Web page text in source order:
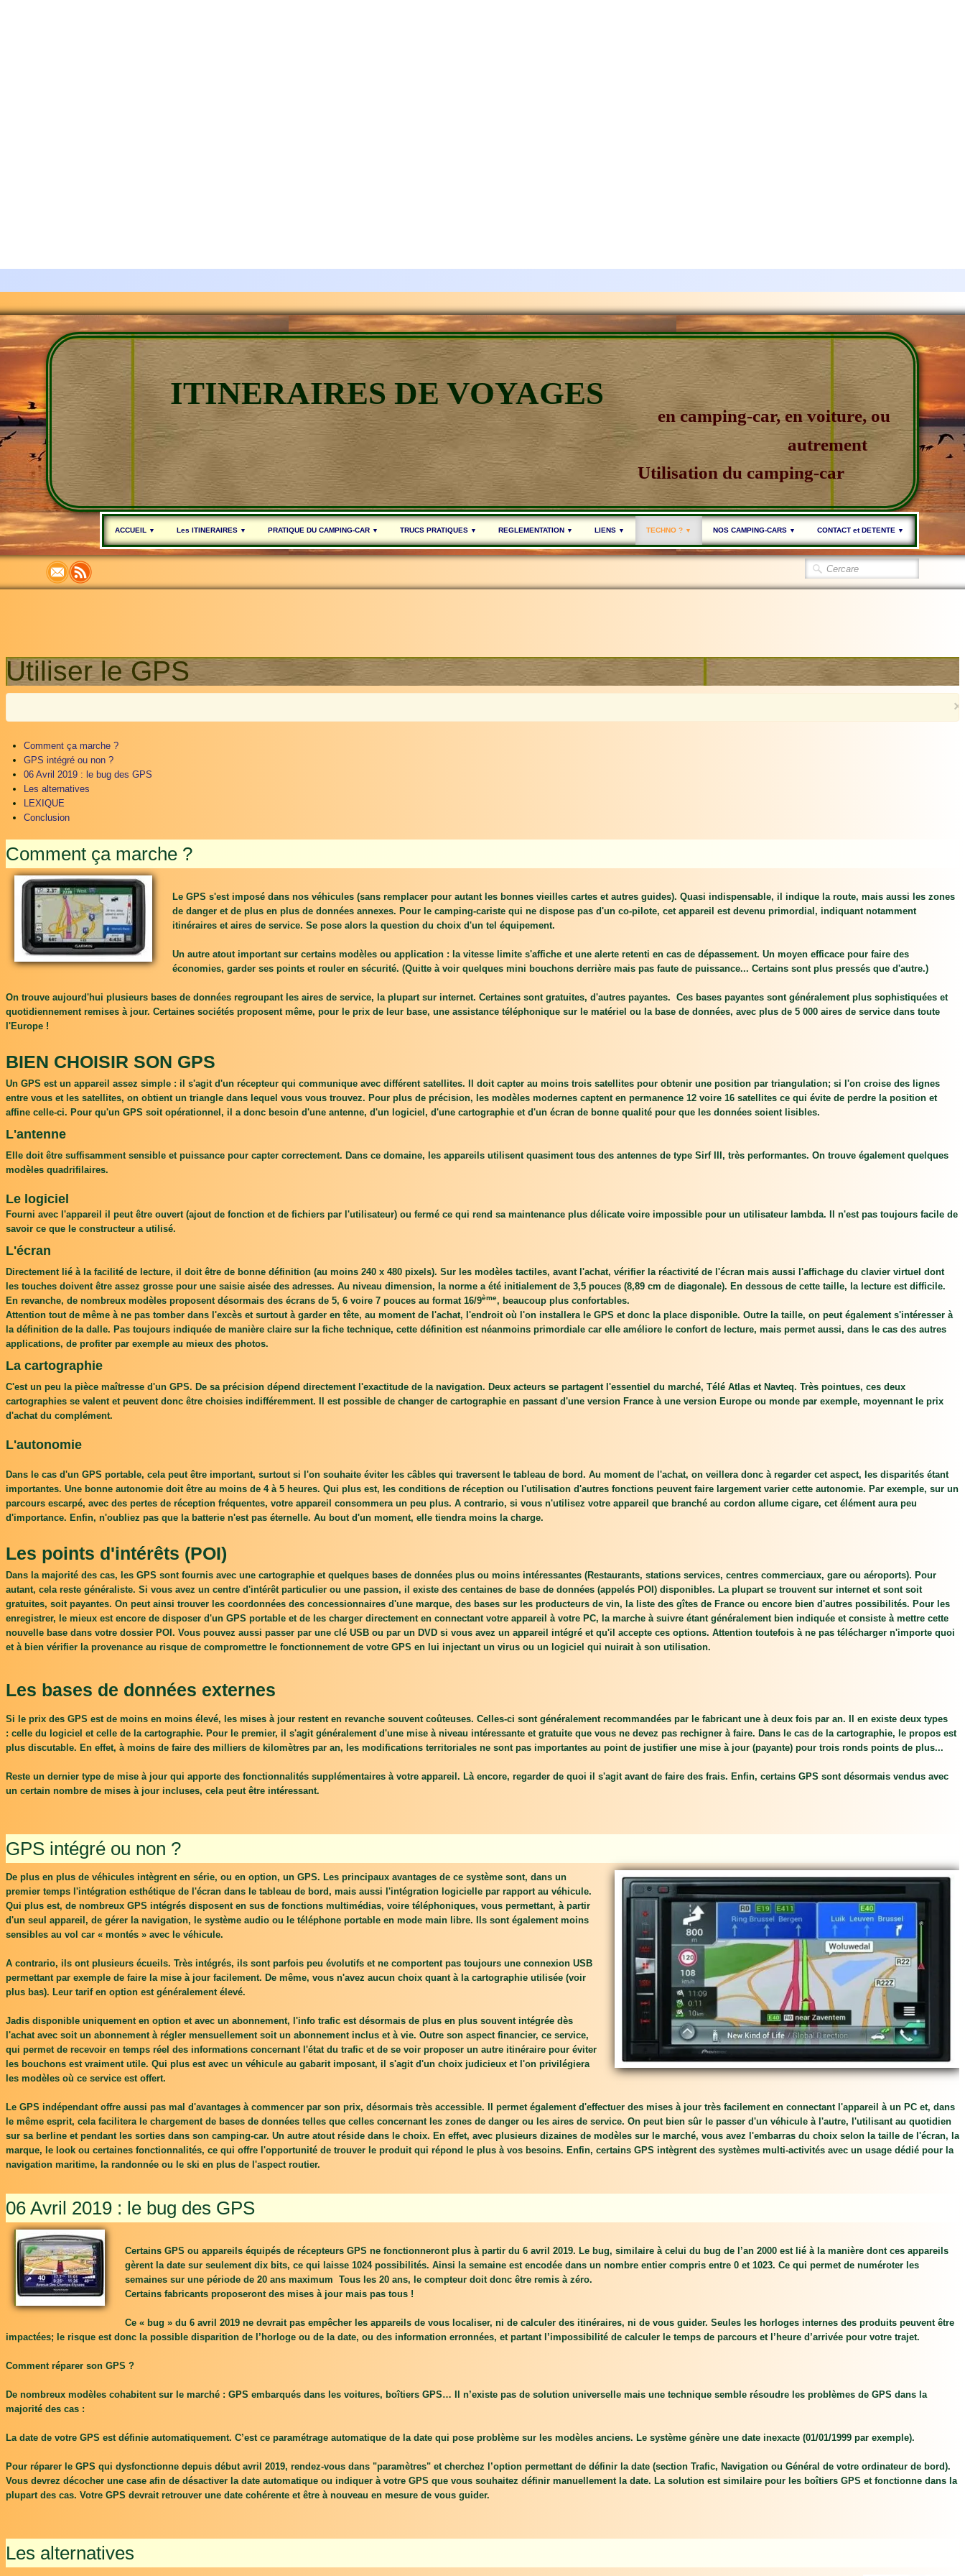
ITINERAIRES DE VOYAGES
en camping-car, en voiture, ou
autrement
Utilisation du camping-car
ACCUEIL ▼ Les ITINERAIRES ▼ PRATIQUE DU CAMPING-CAR ▼ TRUCS PRATIQUES ▼ REGLEMENTATION ▼ LIENS ▼ TECHNO ? ▼ NOS CAMPING-CARS ▼ CONTACT et DETENTE ▼
Utiliser le GPS
×
Comment ça marche ?
GPS intégré ou non ?
06 Avril 2019 : le bug des GPS
Les alternatives
LEXIQUE
Conclusion
Comment ça marche ?
Le GPS s'est imposé dans nos véhicules (sans remplacer pour autant les bonnes vieilles cartes et autres guides). Quasi indispensable, il indique la route, mais aussi les zones
de danger et de plus en plus de données annexes. Pour le camping-cariste qui ne dispose pas d'un co-pilote, cet appareil est devenu primordial, indiquant notamment
itinéraires et aires de service. Se pose alors la question du choix d'un tel équipement.
Un autre atout important sur certains modèles ou application : la vitesse limite s'affiche et une alerte retenti en cas de dépassement. Un moyen efficace pour faire des
économies, garder ses points et rouler en sécurité. (Quitte à voir quelques mini bouchons derrière mais pas faute de puissance... Certains sont plus pressés que d'autre.)
On trouve aujourd'hui plusieurs bases de données regroupant les aires de service, la plupart sur internet. Certaines sont gratuites, d'autres payantes. Ces bases payantes sont généralement plus sophistiquées et
quotidiennement remises à jour. Certaines sociétés proposent même, pour le prix de leur base, une assistance téléphonique sur le matériel ou la base de données, avec plus de 5 000 aires de service dans toute
l'Europe !
BIEN CHOISIR SON GPS
Un GPS est un appareil assez simple : il s'agit d'un récepteur qui communique avec différent satellites. Il doit capter au moins trois satellites pour obtenir une position par triangulation; si l'on croise des lignes
entre vous et les satellites, on obtient un triangle dans lequel vous vous trouvez. Pour plus de précision, les modèles modernes captent en permanence 12 voire 16 satellites ce qui évite de perdre la position et
affine celle-ci. Pour qu'un GPS soit opérationnel, il a donc besoin d'une antenne, d'un logiciel, d'une cartographie et d'un écran de bonne qualité pour que les données soient lisibles.
L'antenne
Elle doit être suffisamment sensible et puissance pour capter correctement. Dans ce domaine, les appareils utilisent quasiment tous des antennes de type Sirf III, très performantes. On trouve également quelques
modèles quadrifilaires.
Le logiciel
Fourni avec l'appareil il peut être ouvert (ajout de fonction et de fichiers par l'utilisateur) ou fermé ce qui rend sa maintenance plus délicate voire impossible pour un utilisateur lambda. Il n'est pas toujours facile de
savoir ce que le constructeur a utilisé.
L'écran
Directement lié à la facilité de lecture, il doit être de bonne définition (au moins 240 x 480 pixels). Sur les modèles tactiles, avant l'achat, vérifier la réactivité de l'écran mais aussi l'affichage du clavier virtuel dont
les touches doivent être assez grosse pour une saisie aisée des adresses. Au niveau dimension, la norme a été initialement de 3,5 pouces (8,89 cm de diagonale). En dessous de cette taille, la lecture est difficile.
En revanche, de nombreux modèles proposent désormais des écrans de 5, 6 voire 7 pouces au format 16/9ème, beaucoup plus confortables.
Attention tout de même à ne pas tomber dans l'excès et surtout à garder en tête, au moment de l'achat, l'endroit où l'on installera le GPS et donc la place disponible. Outre la taille, on peut également s'intéresser à
la définition de la dalle. Pas toujours indiquée de manière claire sur la fiche technique, cette définition est néanmoins primordiale car elle améliore le confort de lecture, mais permet aussi, dans le cas des autres
applications, de profiter par exemple au mieux des photos.
La cartographie
C'est un peu la pièce maîtresse d'un GPS. De sa précision dépend directement l'exactitude de la navigation. Deux acteurs se partagent l'essentiel du marché, Télé Atlas et Navteq. Très pointues, ces deux
cartographies se valent et peuvent donc être choisies indifféremment. Il est possible de changer de cartographie en passant d'une version France à une version Europe ou monde par exemple, moyennant le prix
d'achat du complément.
L'autonomie
Dans le cas d'un GPS portable, cela peut être important, surtout si l'on souhaite éviter les câbles qui traversent le tableau de bord. Au moment de l'achat, on veillera donc à regarder cet aspect, les disparités étant
importantes. Une bonne autonomie doit être au moins de 4 à 5 heures. Qui plus est, les conditions de réception ou l'utilisation d'autres fonctions peuvent faire largement varier cette autonomie. Par exemple, sur un
parcours escarpé, avec des pertes de réception fréquentes, votre appareil consommera un peu plus. A contrario, si vous n'utilisez votre appareil que branché au cordon allume cigare, cet élément aura peu
d'importance. Enfin, n'oubliez pas que la batterie n'est pas éternelle. Au bout d'un moment, elle tiendra moins la charge.
Les points d'intérêts (POI)
Dans la majorité des cas, les GPS sont fournis avec une cartographie et quelques bases de données plus ou moins intéressantes (Restaurants, stations services, centres commerciaux, gare ou aéroports). Pour
autant, cela reste généraliste. Si vous avez un centre d'intérêt particulier ou une passion, il existe des centaines de base de données (appelés POI) disponibles. La plupart se trouvent sur internet et sont soit
gratuites, soit payantes. On peut ainsi trouver les coordonnées des concessionnaires d'une marque, des bases sur les producteurs de vin, la liste des gîtes de France ou encore bien d'autres possibilités. Pour les
enregistrer, le mieux est encore de disposer d'un GPS portable et de les charger directement en connectant votre appareil à votre PC, la marche à suivre étant généralement bien indiquée et consiste à mettre cette
nouvelle base dans votre dossier POI. Vous pouvez aussi passer par une clé USB ou par un DVD si vous avez un appareil intégré et qu'il accepte ces options. Attention toutefois à ne pas télécharger n'importe quoi
et à bien vérifier la provenance au risque de compromettre le fonctionnement de votre GPS en lui injectant un virus ou un logiciel qui nuirait à son utilisation.
Les bases de données externes
Si le prix des GPS est de moins en moins élevé, les mises à jour restent en revanche souvent coûteuses. Celles-ci sont généralement recommandées par le fabricant une à deux fois par an. Il en existe deux types
: celle du logiciel et celle de la cartographie. Pour le premier, il s'agit généralement d'une mise à niveau intéressante et gratuite que vous ne devez pas rechigner à faire. Dans le cas de la cartographie, le propos est
plus discutable. En effet, à moins de faire des milliers de kilomètres par an, les modifications territoriales ne sont pas importantes au point de justifier une mise à jour (payante) pour trois ronds points de plus...
Reste un dernier type de mise à jour qui apporte des fonctionnalités supplémentaires à votre appareil. Là encore, regarder de quoi il s'agit avant de faire des frais. Enfin, certains GPS sont désormais vendus avec
un certain nombre de mises à jour incluses, cela peut être intéressant.
GPS intégré ou non ?
De plus en plus de véhicules intègrent en série, ou en option, un GPS. Les principaux avantages de ce système sont, dans un
premier temps l'intégration esthétique de l'écran dans le tableau de bord, mais aussi l'intégration logicielle par rapport au véhicule.
Qui plus est, de nombreux GPS intégrés disposent en sus de fonctions multimédias, voire téléphoniques, vous permettant, à partir
d'un seul appareil, de gérer la navigation, le système audio ou le téléphone portable en mode main libre. Ils sont également moins
sensibles au vol car « montés » avec le véhicule.
A contrario, ils ont plusieurs écueils. Très intégrés, ils sont parfois peu évolutifs et ne comportent pas toujours une connexion USB
permettant par exemple de faire la mise à jour facilement. De même, vous n'avez aucun choix quant à la cartographie utilisée (voir
plus bas). Leur tarif en option est généralement élevé.
Jadis disponible uniquement en option et avec un abonnement, l'info trafic est désormais de plus en plus souvent intégrée dès
l'achat avec soit un abonnement à régler mensuellement soit un abonnement inclus et à vie. Outre son aspect financier, ce service,
qui permet de recevoir en temps réel des informations concernant l'état du trafic et de se voir proposer un autre itinéraire pour éviter
les bouchons est vraiment utile. Qui plus est avec un véhicule au gabarit imposant, il s'agit d'un choix judicieux et l'on privilégiera
les modèles où ce service est offert.
Le GPS indépendant offre aussi pas mal d'avantages à commencer par son prix, désormais très accessible. Il permet également d'effectuer des mises à jour très facilement en connectant l'appareil à un PC et, dans
le même esprit, cela facilitera le chargement de bases de données telles que celles concernant les zones de danger ou les aires de service. On peut bien sûr le passer d'un véhicule à l'autre, l'utilisant au quotidien
sur sa berline et pendant les sorties dans son camping-car. Un autre atout réside dans le choix. En effet, avec plusieurs dizaines de modèles sur le marché, vous avez l'embarras du choix selon la taille de l'écran, la
marque, le look ou certaines fonctionnalités, ce qui offre l'opportunité de trouver le produit qui répond le plus à vos besoins. Enfin, certains GPS intègrent des systèmes multi-activités avec un usage dédié pour la
navigation maritime, la randonnée ou le ski en plus de l'aspect routier.
06 Avril 2019 : le bug des GPS
Certains GPS ou appareils équipés de récepteurs GPS ne fonctionneront plus à partir du 6 avril 2019. Le bug, similaire à celui du bug de l’an 2000 est lié à la manière dont ces appareils
gèrent la date sur seulement dix bits, ce qui laisse 1024 possibilités. Ainsi la semaine est encodée dans un nombre entier compris entre 0 et 1023. Ce qui permet de numéroter les
semaines sur une période de 20 ans maximum Tous les 20 ans, le compteur doit donc être remis à zéro.
Certains fabricants proposeront des mises à jour mais pas tous !
Ce « bug » du 6 avril 2019 ne devrait pas empêcher les appareils de vous localiser, ni de calculer des itinéraires, ni de vous guider. Seules les horloges internes des produits peuvent être
impactées; le risque est donc la possible disparition de l’horloge ou de la date, ou des information erronnées, et partant l’impossibilité de calculer le temps de parcours et l’heure d’arrivée pour votre trajet.
Comment réparer son GPS ?
De nombreux modèles cohabitent sur le marché : GPS embarqués dans les voitures, boîtiers GPS… Il n’existe pas de solution universelle mais une technique semble résoudre les problèmes de GPS dans la
majorité des cas :
La date de votre GPS est définie automatiquement. C’est ce paramétrage automatique de la date qui pose problème sur les modèles anciens. Le système génère une date inexacte (01/01/1999 par exemple).
Pour réparer le GPS qui dysfonctionne depuis début avril 2019, rendez-vous dans "paramètres" et cherchez l’option permettant de définir la date (section Trafic, Navigation ou Général de votre ordinateur de bord).
Vous devrez décocher une case afin de désactiver la date automatique ou indiquer à votre GPS que vous souhaitez définir manuellement la date. La solution est similaire pour les boîtiers GPS et fonctionne dans la
plupart des cas. Votre GPS devrait retrouver une date cohérente et être à nouveau en mesure de vous guider.
Les alternatives